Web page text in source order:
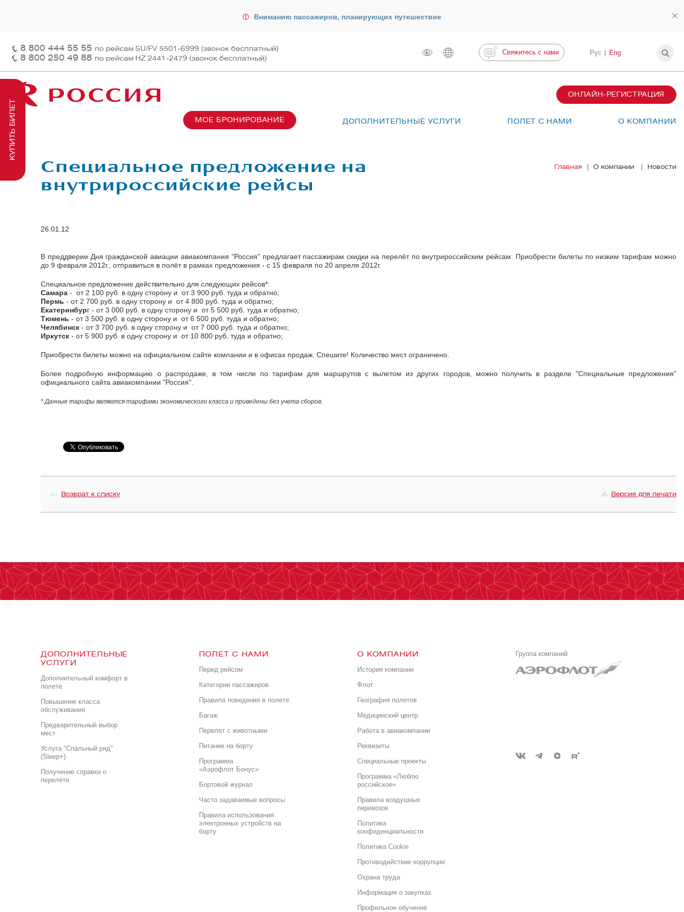
Вниманию пассажиров, планирующих путешествие
8 800 444 55 55 по рейсам SU/FV 5501-6999 (звонок бесплатный)
8 800 250 49 88 по рейсам HZ 2441-2479 (звонок бесплатный)
Свяжитесь с нами Рус Eng
ОНЛАЙН-РЕГИСТРАЦИЯ
МОЕ БРОНИРОВАНИЕ ДОПОЛНИТЕЛЬНЫЕ УСЛУГИ ПОЛЕТ С НАМИ О КОМПАНИИ
Заказ чартера
Пассажирам
На борту
Главная О компании Новости
Специальное предложение на
внутрироссийские рейсы
26.01.12
В преддверии Дня гражданской авиации авиакомпания "Россия" предлагает пассажирам скидки на перелёт по внутрироссийским рейсам. Приобрести билеты по низким тарифам можно
до 9 февраля 2012г., отправиться в полёт в рамках предложения - с 15 февраля по 20 апреля 2012г.
Специальное предложение действительно для следующих рейсов*:
Самара - от 2 100 руб. в одну сторону и от 3 900 руб. туда и обратно;
Пермь - от 2 700 руб. в одну сторону и от 4 800 руб. туда и обратно;
Екатеринбург - от 3 000 руб. в одну сторону и от 5 500 руб. туда и обратно;
Тюмень - от 3 500 руб. в одну сторону и от 6 500 руб. туда и обратно;
Челябинск - от 3 700 руб. в одну сторону и от 7 000 руб. туда и обратно;
Иркутск - от 5 900 руб. в одну сторону и от 10 800 руб. туда и обратно;
Приобрести билеты можно на официальном сайте компании и в офисах продаж. Спешите! Количество мест ограничено.
Более подробную информацию о распродаже, в том числе по тарифам для маршрутов с вылетом из других городов, можно получить в разделе "Специальные предложения"
официального сайта авиакомпании "Россия".
* Данные тарифы являются тарифами экономического класса и приведены без учета сборов.
Возврат к списку Версия для печати
ДОПОЛНИТЕЛЬНЫЕ
УСЛУГИ
Дополнительный комфорт в
полете
Повышение класса
обслуживания
Предварительный выбор
мест
Услуга "Спальный ряд"
(Sleep+)
Получение справки о
перелёте
ПОЛЕТ С НАМИ
Перед рейсом
Категории пассажиров
Правила поведения в полете
Багаж
Перелет с животными
Питание на борту
Программа
«Аэрофлот Бонус»
Бортовой журнал
Часто задаваемые вопросы
Правила использования
электронных устройств на
борту
О КОМПАНИИ
История компании
Флот
География полетов
Медицинский центр
Работа в авиакомпании
Реквизиты
Специальные проекты
Программа «Люблю
российское»
Правила воздушных
перевозок
Политика
конфиденциальности
Политика Cookie
Противодействие коррупции
Охрана труда
Информация о закупках
Профильное обучение
Группа компаний
КУПИТЬ БИЛЕТ